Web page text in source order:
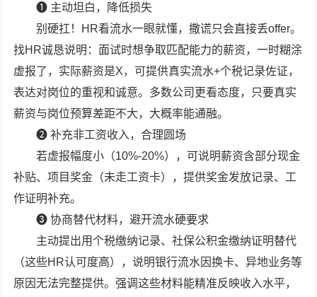
❶ 主动坦白，降低损失
别硬扛！HR看流水一眼就懂，撒谎只会直接丢offer。
找HR诚恳说明：面试时想争取匹配能力的薪资，一时糊涂
虚报了，实际薪资是X，可提供真实流水+个税记录佐证，
表达对岗位的重视和诚意。多数公司更看态度，只要真实
薪资与岗位预算差距不大，大概率能通融。
❷ 补充非工资收入，合理圆场
若虚报幅度小（10%-20%），可说明薪资含部分现金
补贴、项目奖金（未走工资卡），提供奖金发放记录、工
作证明补充。
❸ 协商替代材料，避开流水硬要求
主动提出用个税缴纳记录、社保公积金缴纳证明替代
（这些HR认可度高），说明银行流水因换卡、异地业务等
原因无法完整提供。强调这些材料能精准反映收入水平，